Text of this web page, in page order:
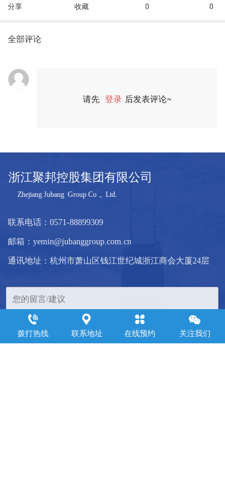
分享 收藏 0 0
全部评论
请先 登录 后发表评论~
浙江聚邦控股集团有限公司
     Zhejiang Jubang  Group Co .,  Ltd.
联系电话： 0571-88899309
邮箱：yemin@jubanggroup.com.cn
通讯地址：杭州市萧山区钱江世纪城浙江商会大厦24层
拨打热线 联系地址 在线预约 关注我们